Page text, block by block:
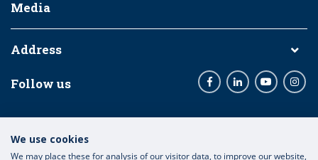
Media
Address
Follow us FacebookLinkedInYoutube
We use cookies
We may place these for analysis of our visitor data, to improve our website,